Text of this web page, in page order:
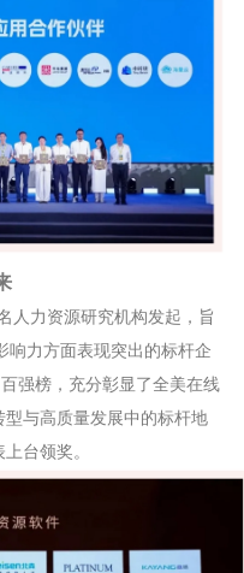
人力资源研究机构发起，旨
响力方面表现突出的标杆企
强榜，充分彰显了全美在线
与高质量发展中的标杆地
台领奖。